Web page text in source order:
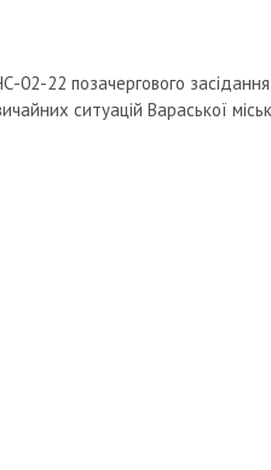
22 позачергового засідання
ситуацій Вараської